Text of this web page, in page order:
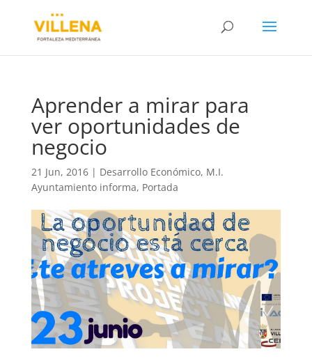
Aprender a mirar para
ver oportunidades de
negocio
21 Jun, 2016| Desarrollo Económico, M.I.
Ayuntamiento informa, Portada